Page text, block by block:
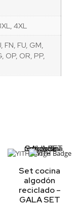
4XL
FN, FU, GM,
OP, OR, PP,
Set cocina
algodón
reciclado –
GALA SET